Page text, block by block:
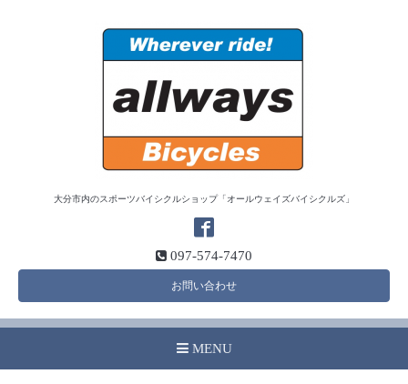
大分市内のスポーツバイシクルショップ「オールウェイズバイシクルズ」
097-574-7470
お問い合わせ
MENU